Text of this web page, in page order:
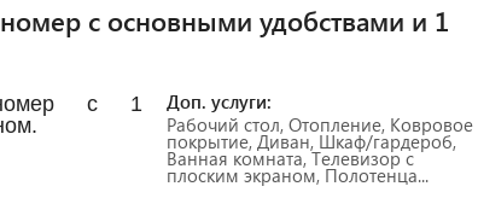
с основными удобствами и 1
номер с 1
Доп. услуги:
Рабочий стол, Отопление, Ковровое
покрытие, Диван, Шкаф/гардероб,
Ванная комната, Телевизор с
плоским экраном, Полотенца...